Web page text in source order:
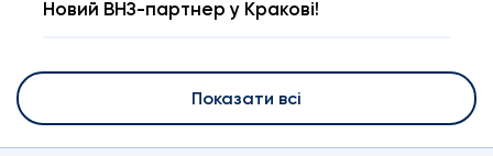
Новий ВНЗ-партнер у Кракові!
Показати всі